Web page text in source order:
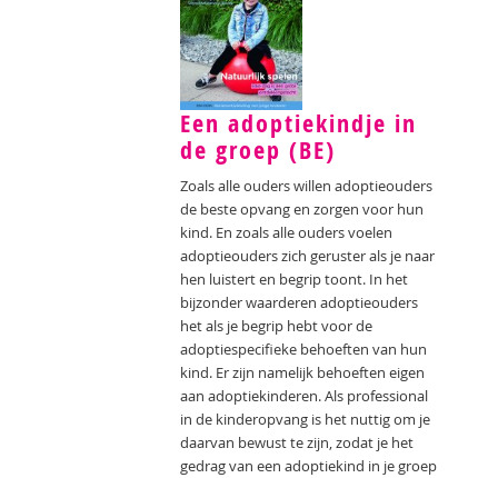
Een adoptiekindje in
de groep (BE)
Zoals alle ouders willen adoptieouders
de beste opvang en zorgen voor hun
kind. En zoals alle ouders voelen
adoptieouders zich geruster als je naar
hen luistert en begrip toont. In het
bijzonder waarderen adoptieouders
het als je begrip hebt voor de
adoptiespecifieke behoeften van hun
kind. Er zijn namelijk behoeften eigen
aan adoptiekinderen. Als professional
in de kinderopvang is het nuttig om je
daarvan bewust te zijn, zodat je het
gedrag van een adoptiekind in je groep